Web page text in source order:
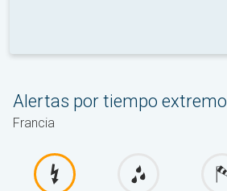
Alertas por tiempo extremo
Francia